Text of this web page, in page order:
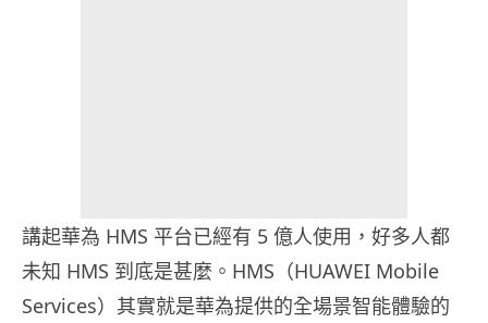
講起華為 HMS 平台已經有 5 億人使用，好多人都
未知 HMS 到底是甚麼。HMS（HUAWEI Mobile
Services）其實就是華為提供的全場景智能體驗的